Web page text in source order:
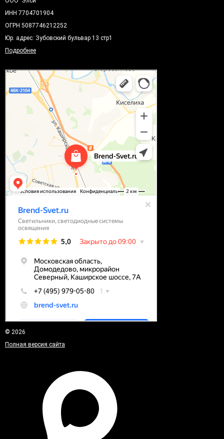
ИНН 7704701904
ОГРН 5087746212252
Юр. адрес: Зубовский бульвар 13 стр1
Подробнее
© 2026
Полная версия сайта